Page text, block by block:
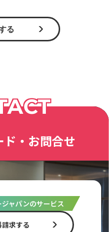
る
・お問合せ
ャパンのサービス
求する